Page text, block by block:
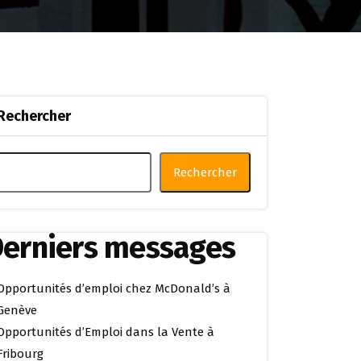
Rechercher
messages
d’emploi chez McDonald’s à
d’Emploi dans la Vente à